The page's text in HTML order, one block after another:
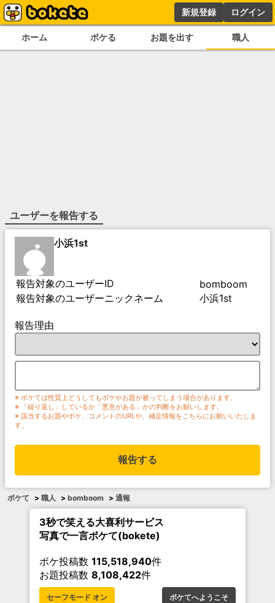
新規登録 ログイン
ホーム ボケる お題を出す 職人
ユーザーを報告する
小浜1st
報告対象のユーザーID
bomboom
報告対象のユーザーニックネーム
小浜1st
報告理由
※ ボケては性質上どうしてもボケやお題が被ってしまう場合があります。
※ 「繰り返し」しているか「悪意がある」かの判断をお願いします。
※ 該当するお題やボケ、コメントのURLや、補足情報をこちらにお願いいたしま
す。
報告する
ボケて > 職人 > bomboom > 通報
3秒で笑える大喜利サービス
写真で一言ボケて(bokete)
ボケ投稿数 115,518,940件
お題投稿数 8,108,422件
セーフモード オン ボケてへようこそ